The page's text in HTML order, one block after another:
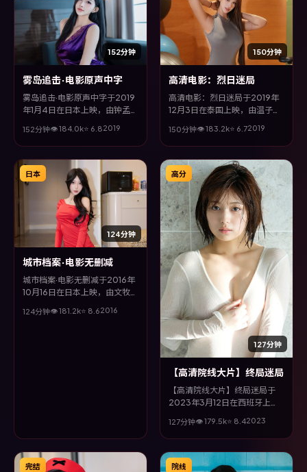
152分钟
雾岛追击·电影原声中字
雾岛追击·电影原声中字于2019
年1月4日在日本上映，由钟孟宏
谭卓等主演。全片以悬疑类型为
主线，视听语言大胆实验，配乐
与场面调度为全片情绪推波助
澜。
152分钟👁184.0k⭐ 6.82019
150分钟
高清电影：烈日迷局
高清电影：烈日迷局于2019年
12月3日在泰国上映，由温子仁
宰、桂纶镁等主演。全片以传记
类型为主线，视听语言大胆实
验，配乐与场面调度为全片情绪
推波助澜。
150分钟👁183.2k⭐ 6.72019
124分钟
日本
城市档案·电影无删减
城市档案·电影无删减于2016年
10月16日在日本上映，由文牧野
等主演。全片以科幻类型为主
124分钟👁181.2k⭐ 8.62016
127分钟
高分
【高清院线大片】终局迷局
【高清院线大片】终局迷局于
2023年3月12日在西班牙上
刘、周迅、孙俪等主演。全片以
动作类型为主线，在时代洪流与
个体抉择之间，故事层层推进，
节奏紧凑而不失细腻。
127分钟👁179.5k⭐ 8.42023
完结 院线